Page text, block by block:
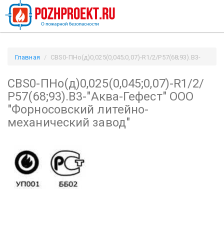
Главная
СВS0-ПНо(д)0,025(0,045;0,07)-R1/2/Р57(68;93).В3-
завод" / Pozhproekt.ru
СВS0-ПНо(д)0,025(0,045;0,07)-R1/2/
Р57(68;93).В3-"Аква-Гефест" ООО
"Форносовский литейно-
механический завод"